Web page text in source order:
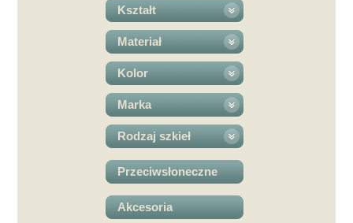
Kształt
Materiał
Kolor
Marka
Rodzaj szkieł
Przeciwsłoneczne
Akcesoria